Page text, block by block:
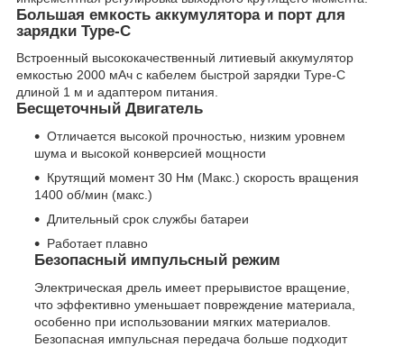
Большая емкость аккумулятора и порт для
зарядки Type-C
Встроенный высококачественный литиевый аккумулятор
емкостью 2000 мАч с кабелем быстрой зарядки Type-C
длиной 1 м и адаптером питания.
Бесщеточный Двигатель
Отличается высокой прочностью, низким уровнем
шума и высокой конверсией мощности
Крутящий момент 30 Нм (Макс.) скорость вращения
1400 об/мин (макс.)
Длительный срок службы батареи
Работает плавно
Безопасный импульсный режим
Электрическая дрель имеет прерывистое вращение,
что эффективно уменьшает повреждение материала,
особенно при использовании мягких материалов.
Безопасная импульсная передача больше подходит